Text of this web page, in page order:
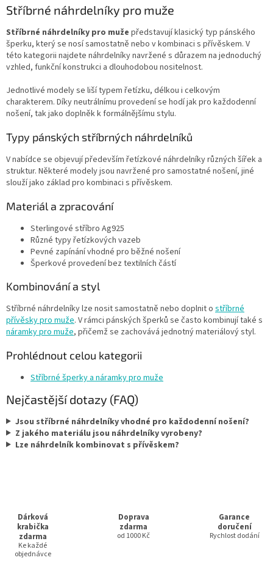
l
á
d
a
c
í
r
v
k
v
p
i
s
Stříbrné náhrdelníky pro muže
Stříbrné náhrdelníky pro muže představují klasický typ pánského
šperku, který se nosí samostatně nebo v kombinaci s přívěskem. V
této kategorii najdete náhrdelníky navržené s důrazem na jednoduchý
vzhled, funkční konstrukci a dlouhodobou nositelnost.
Jednotlivé modely se liší typem řetízku, délkou i celkovým
charakterem. Díky neutrálnímu provedení se hodí jak pro každodenní
nošení, tak jako doplněk k formálnějšímu stylu.
Typy pánských stříbrných náhrdelníků
V nabídce se objevují především řetízkové náhrdelníky různých šířek a
struktur. Některé modely jsou navržené pro samostatné nošení, jiné
slouží jako základ pro kombinaci s přívěskem.
Materiál a zpracování
Sterlingové stříbro Ag925
Různé typy řetízkových vazeb
Pevné zapínání vhodné pro běžné nošení
Šperkové provedení bez textilních částí
Kombinování a styl
Stříbrné náhrdelníky lze nosit samostatně nebo doplnit o stříbrné
přívěsky pro muže. V rámci pánských šperků se často kombinují také s
náramky pro muže, přičemž se zachovává jednotný materiálový styl.
Prohlédnout celou kategorii
Stříbrné šperky a náramky pro muže
Nejčastější dotazy (FAQ)
Jsou stříbrné náhrdelníky vhodné pro každodenní nošení?
Z jakého materiálu jsou náhrdelníky vyrobeny?
Lze náhrdelník kombinovat s přívěskem?
Dárková
krabička
zdarma
Ke každé
objednávce
Doprava
zdarma
od 1000 Kč
Garance
doručení
Rychlost dodání